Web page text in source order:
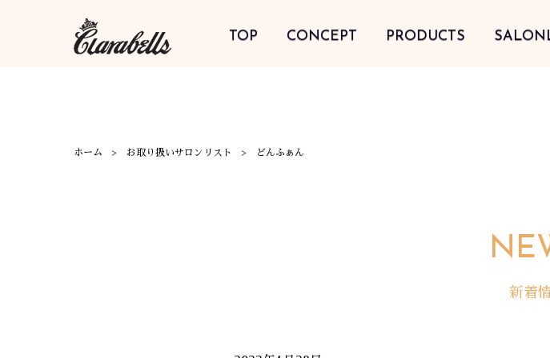
TOP CONCEPT PRODUCTS
ホーム お取り扱いサロンリスト どんふぁん
新着